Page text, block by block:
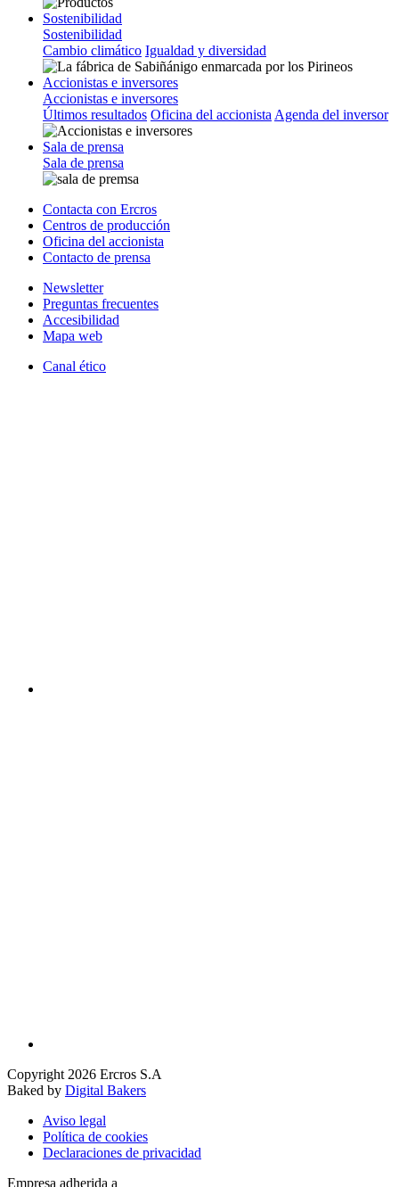
Sostenibilidad
Sostenibilidad
Cambio climático Igualdad y diversidad
Accionistas e inversores
Accionistas e inversores
Últimos resultados Oficina del accionista Agenda del inversor
Sala de prensa
Sala de prensa
Contacta con Ercros
Centros de producción
Oficina del accionista
Contacto de prensa
Newsletter
Preguntas frecuentes
Accesibilidad
Mapa web
Canal ético
Copyright 2026 Ercros S.A
Baked by Digital Bakers
Aviso legal
Política de cookies
Declaraciones de privacidad
Empresa adherida a